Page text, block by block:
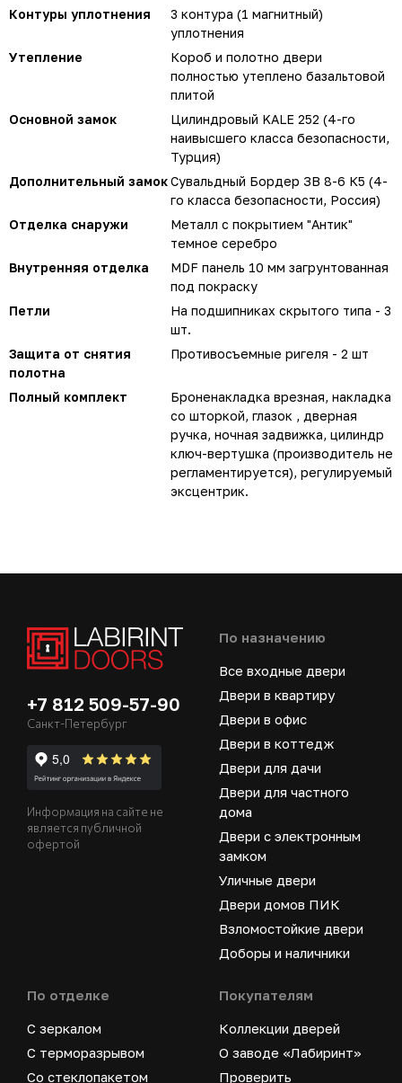
Контуры уплотнения
3 контура (1 магнитный)
уплотнения
Утепление
Короб и полотно двери
полностью утеплено базальтовой
плитой
Основной замок
Цилиндровый KALE 252 (4-го
наивысшего класса безопасности,
Турция)
Дополнительный замокСувальдный Бордер ЗВ 8-6 К5 (4-
го класса безопасности, Россия)
Отделка снаружи
Металл с покрытием "Антик"
темное серебро
Внутренняя отделка
MDF панель 10 мм загрунтованная
под покраску
Петли
На подшипниках скрытого типа - 3
шт.
Защита от снятия
полотна
Противосъемные ригеля - 2 шт
Полный комплект
Броненакладка врезная, накладка
со шторкой, глазок , дверная
ручка, ночная задвижка, цилиндр
ключ-вертушка (производитель не
регламентируется), регулируемый
эксцентрик.
+7 812 509-57-90
Санкт-Петербург
Информация на сайте не
является публичной
офертой
По назначению
Все входные двери
Двери в квартиру
Двери в офис
Двери в коттедж
Двери для дачи
Двери для частного
дома
Двери с электронным
замком
Уличные двери
Двери домов ПИК
Взломостойкие двери
Доборы и наличники
По отделке
С зеркалом
С терморазрывом
Со стеклопакетом
Покупателям
Коллекции дверей
О заводе «Лабиринт»
Проверить